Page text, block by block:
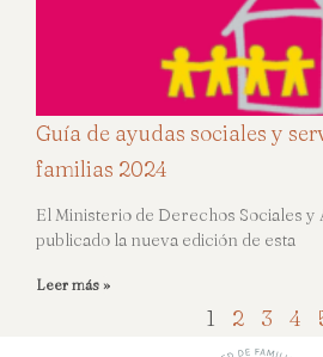
Guía de ayudas sociales y
familias 2024
El Ministerio de Derechos Sociales y
publicado la nueva edición de esta
Leer más »
1 2 3 4